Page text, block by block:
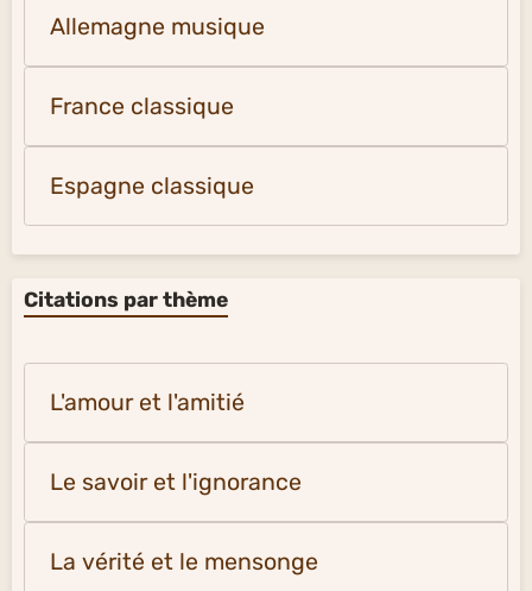
Allemagne musique
France classique
Espagne classique
Citations par thème
L'amour et l'amitié
Le savoir et l'ignorance
La vérité et le mensonge